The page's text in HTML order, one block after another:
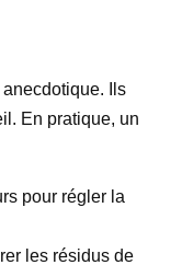
Ils
En pratique, un
pour régler la
les résidus de